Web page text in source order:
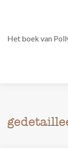
Het boek van